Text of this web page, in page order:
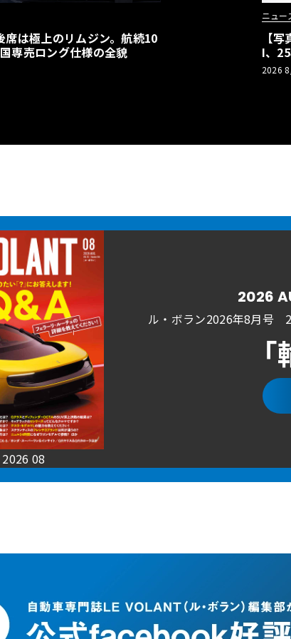
席は極上のリムジン。航続10
専売ロング仕様の全貌
ニュー
【
I、
2026
08
2026
ル・ボラン2026年8月号